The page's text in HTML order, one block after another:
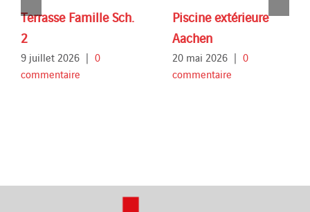
Terrasse Famille Sch.
2
9 juillet 2026 | 0
commentaire
Piscine extérieure
Aachen
20 mai 2026 | 0
commentaire